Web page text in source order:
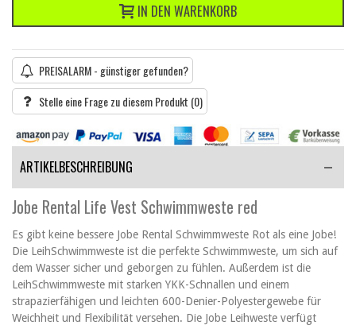
IN DEN WARENKORB
PREISALARM - günstiger gefunden?
Stelle eine Frage zu diesem Produkt (0)
ARTIKELBESCHREIBUNG
Jobe Rental Life Vest Schwimmweste red
Es gibt keine bessere Jobe Rental Schwimmweste Rot als eine Jobe!
Die LeihSchwimmweste ist die perfekte Schwimmweste, um sich auf
dem Wasser sicher und geborgen zu fühlen. Außerdem ist die
LeihSchwimmweste mit starken YKK-Schnallen und einem
strapazierfähigen und leichten 600-Denier-Polyestergewebe für
Weichheit und Flexibilität versehen. Die Jobe Leihweste verfügt